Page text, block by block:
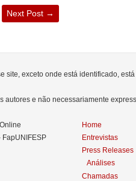
Next Post →
site, exceto onde está identificado,
autores e não necessariamente
FapUNIFESP
Home
Entrevistas
Press Releases
Análises
Chamadas